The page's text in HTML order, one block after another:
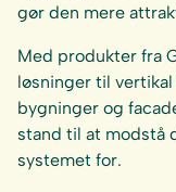
gør den mere
Med produkter fra
løsninger til
bygninger og
stand til at
systemet for.